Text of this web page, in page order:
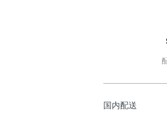
国内配送